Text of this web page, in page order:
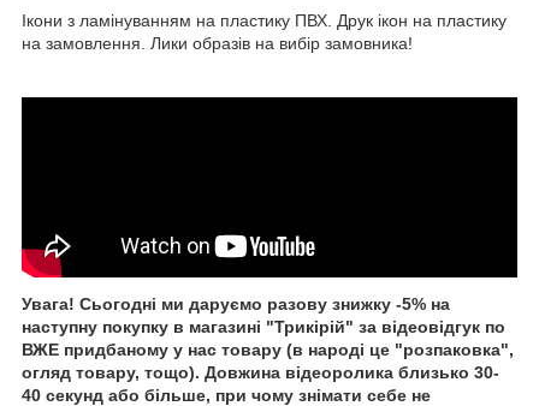
Ікони з ламінуванням на пластику ПВХ. Друк ікон на пластику
на замовлення. Лики образів на вибір замовника!
Увага! Сьогодні ми даруємо разову знижку -5% на
наступну покупку в магазині "Трикірій" за відеовідгук по
ВЖЕ придбаному у нас товару (в народі це "розпаковка",
огляд товару, тощо). Довжина відеоролика близько 30-
40 секунд або більше, при чому знімати себе не